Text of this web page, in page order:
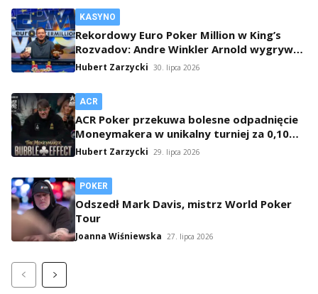
KASYNO
Rekordowy Euro Poker Million w King’s
Rozvadov: Andre Winkler Arnold wygrywa
po 16-godzinnym maratonie
Hubert Zarzycki 30. lipca 2026
ACR
ACR Poker przekuwa bolesne odpadnięcie
Moneymakera w unikalny turniej za 0,10
USD
Hubert Zarzycki 29. lipca 2026
POKER
Odszedł Mark Davis, mistrz World Poker
Tour
Joanna Wiśniewska 27. lipca 2026